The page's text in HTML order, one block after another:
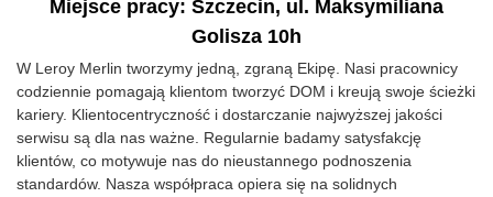
Miejsce pracy: Szczecin, ul. Maksymiliana
Golisza 10h
W Leroy Merlin tworzymy jedną, zgraną Ekipę. Nasi pracownicy
codziennie pomagają klientom tworzyć DOM i kreują swoje ścieżki
kariery. Klientocentryczność i dostarczanie najwyższej jakości
serwisu są dla nas ważne. Regularnie badamy satysfakcję
klientów, co motywuje nas do nieustannego podnoszenia
standardów. Nasza współpraca opiera się na solidnych